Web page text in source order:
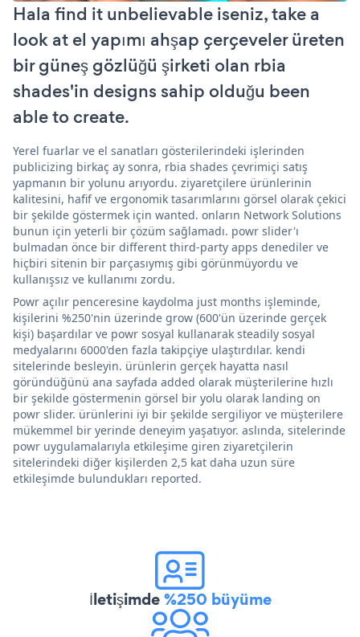
Hala find it unbelievable iseniz, take a
look at el yapımı ahşap çerçeveler üreten
bir güneş gözlüğü şirketi olan rbia
shades'in designs sahip olduğu been
able to create.
Yerel fuarlar ve el sanatları gösterilerindeki işlerinden
publicizing birkaç ay sonra, rbia shades çevrimiçi satış
yapmanın bir yolunu arıyordu. ziyaretçilere ürünlerinin
kalitesini, hafif ve ergonomik tasarımlarını görsel olarak çekici
bir şekilde göstermek için wanted. onların Network Solutions
bunun için yeterli bir çözüm sağlamadı. powr slider'ı
bulmadan önce bir different third-party apps denediler ve
hiçbiri sitenin bir parçasıymış gibi görünmüyordu ve
kullanışsız ve kullanımı zordu.
Powr açılır penceresine kaydolma just months işleminde,
kişilerini %250'nin üzerinde grow (600'ün üzerinde gerçek
kişi) başardılar ve powr sosyal kullanarak steadily sosyal
medyalarını 6000'den fazla takipçiye ulaştırdılar. kendi
sitelerinde besleyin. ürünlerin gerçek hayatta nasıl
göründüğünü ana sayfada added olarak müşterilerine hızlı
bir şekilde göstermenin görsel bir yolu olarak landing on
powr slider. ürünlerini iyi bir şekilde sergiliyor ve müşterilere
mükemmel bir yerinde deneyim yaşatıyor. aslında, sitelerinde
powr uygulamalarıyla etkileşime giren ziyaretçilerin
sitelerindeki diğer kişilerden 2,5 kat daha uzun süre
etkileşimde bulundukları reported.
İletişimde%250 büyüme